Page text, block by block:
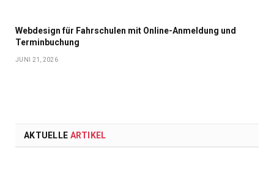
Webdesign für Fahrschulen mit Online-Anmeldung und
Terminbuchung
JUNI 21, 2026
AKTUELLE ARTIKEL